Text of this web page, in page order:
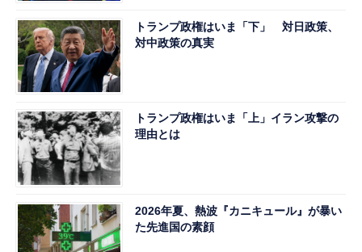
トランプ政権はいま「下」 対日政策、
対中政策の真実
トランプ政権はいま「上」イラン攻撃の
理由とは
2026年夏、熱波『カニキュール』が暴い
た先進国の素顔